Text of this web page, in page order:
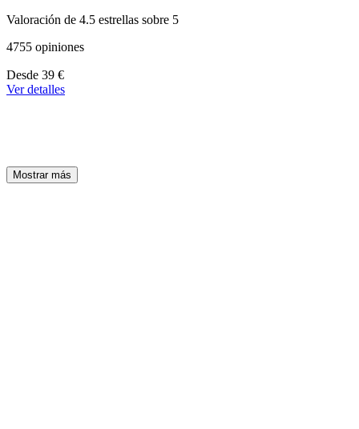
Valoración de 4.5 estrellas sobre 5
4755 opiniones
A
partir
Desde 39 €
Ver detalles
Mostrar más